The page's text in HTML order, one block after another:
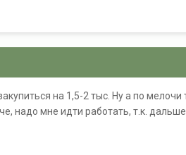
на 1,5-2 тыс. Ну а по
надо мне идти работать, т.к.